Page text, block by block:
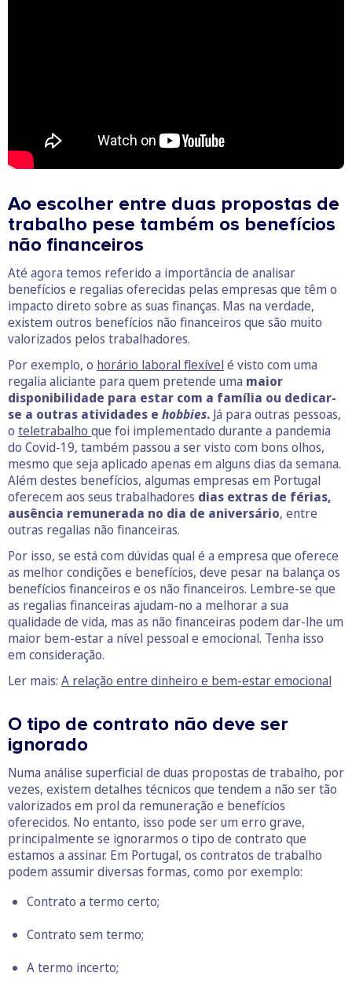
Ao escolher entre duas propostas de
trabalho pese também os benefícios
não financeiros
Até agora temos referido a importância de analisar
benefícios e regalias oferecidas pelas empresas que têm o
impacto direto sobre as suas finanças. Mas na verdade,
existem outros benefícios não financeiros que são muito
valorizados pelos trabalhadores.
Por exemplo, o horário laboral flexível é visto com uma
regalia aliciante para quem pretende uma maior
disponibilidade para estar com a família ou dedicar-
se a outras atividades e hobbies. Já para outras pessoas,
o teletrabalho que foi implementado durante a pandemia
do Covid-19, também passou a ser visto com bons olhos,
mesmo que seja aplicado apenas em alguns dias da semana.
Além destes benefícios, algumas empresas em Portugal
oferecem aos seus trabalhadores dias extras de férias,
ausência remunerada no dia de aniversário, entre
outras regalias não financeiras.
Por isso, se está com dúvidas qual é a empresa que oferece
as melhor condições e benefícios, deve pesar na balança os
benefícios financeiros e os não financeiros. Lembre-se que
as regalias financeiras ajudam-no a melhorar a sua
qualidade de vida, mas as não financeiras podem dar-lhe um
maior bem-estar a nível pessoal e emocional. Tenha isso
em consideração.
Ler mais: A relação entre dinheiro e bem-estar emocional
O tipo de contrato não deve ser
ignorado
Numa análise superficial de duas propostas de trabalho, por
vezes, existem detalhes técnicos que tendem a não ser tão
valorizados em prol da remuneração e benefícios
oferecidos. No entanto, isso pode ser um erro grave,
principalmente se ignorarmos o tipo de contrato que
estamos a assinar. Em Portugal, os contratos de trabalho
podem assumir diversas formas, como por exemplo:
Contrato a termo certo;
Contrato sem termo;
A termo incerto;